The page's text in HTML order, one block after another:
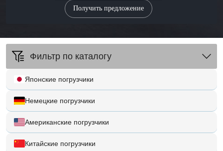
Фильтр по каталогу
Японские погрузчики
Немецкие погрузчики
Американские погрузчики
Китайские погрузчики